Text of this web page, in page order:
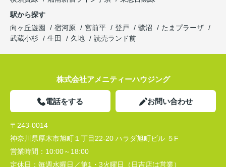
駅から探す
向ヶ丘遊園
宿河原 宮前平 登戸 鷺沼
たまプラーザ
武蔵小杉
生田 久地 読売ランド前
株式会社アメニティーハウジング
電話をする お問い合わせ
〒243-0014
神奈川県厚木市旭町１丁目22-20 ハラダ旭町ビル ５F
営業時間： 10:00～18:00
定休日： 毎週水曜日／第1・3火曜日（日吉店は営業）